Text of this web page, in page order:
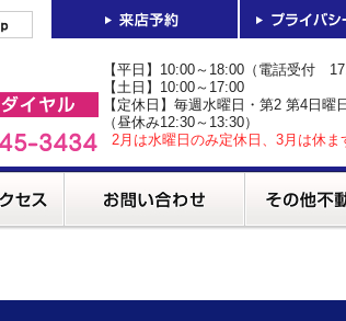
【平日】10:00～18:00（電話受付
【土日】10:00～17:00
【定休日】毎週水曜日・第2 第4日曜
（昼休み12:30～13:30）
2月は水曜日のみ定休日、3月は休ま